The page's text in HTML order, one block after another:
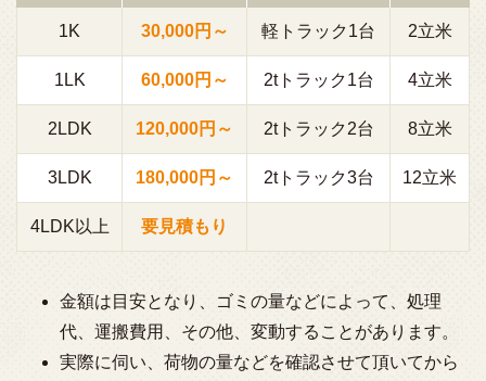
1K 30,000円～ 軽トラック1台 2立米
1LK 60,000円～ 2tトラック1台 4立米
2LDK 120,000円～ 2tトラック2台 8立米
3LDK 180,000円～ 2tトラック3台 12立米
4LDK以上 要見積もり
金額は目安となり、ゴミの量などによって、処理
代、運搬費用、その他、変動することがあります。
実際に伺い、荷物の量などを確認させて頂いてから